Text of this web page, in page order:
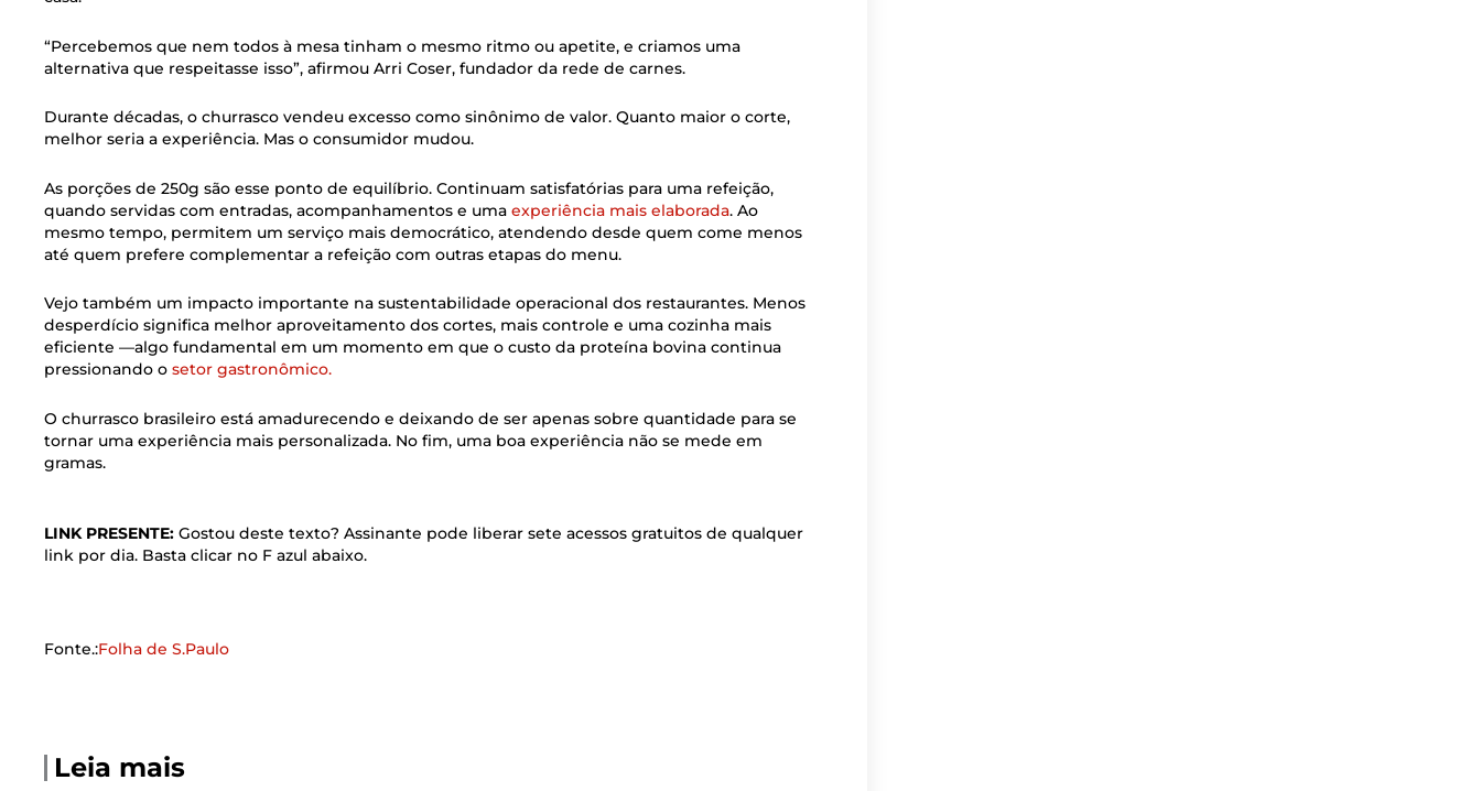
“Percebemos que nem todos à mesa tinham o mesmo ritmo ou apetite, e criamos uma
alternativa que respeitasse isso”, afirmou Arri Coser, fundador da rede de carnes.
Durante décadas, o churrasco vendeu excesso como sinônimo de valor. Quanto maior o corte,
melhor seria a experiência. Mas o consumidor mudou.
As porções de 250g são esse ponto de equilíbrio. Continuam satisfatórias para uma refeição,
quando servidas com entradas, acompanhamentos e uma experiência mais elaborada. Ao
mesmo tempo, permitem um serviço mais democrático, atendendo desde quem come menos
até quem prefere complementar a refeição com outras etapas do menu.
Vejo também um impacto importante na sustentabilidade operacional dos restaurantes. Menos
desperdício significa melhor aproveitamento dos cortes, mais controle e uma cozinha mais
eficiente —algo fundamental em um momento em que o custo da proteína bovina continua
pressionando o setor gastronômico.
O churrasco brasileiro está amadurecendo e deixando de ser apenas sobre quantidade para se
tornar uma experiência mais personalizada. No fim, uma boa experiência não se mede em
gramas.
LINK PRESENTE: Gostou deste texto? Assinante pode liberar sete acessos gratuitos de qualquer
link por dia. Basta clicar no F azul abaixo.
Fonte.:Folha de S.Paulo
Leia mais